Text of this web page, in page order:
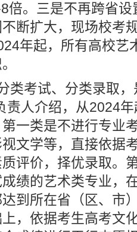
倍。三是不再跨省
断扩大，现场校考
年起，所有高校艺
类考试、分类录取
责人介绍，从2024
一类是不进行专业
文学等，直接依据
评价，择优录取。
绩的艺术类专业，
到所在省（区、市
，依据考生高考文